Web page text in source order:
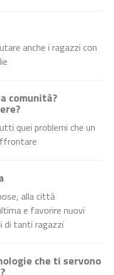
anche i ragazzi con
comunità?
quei problemi che un
alla città
e favorire nuovi
di tanti ragazzi
che ti servono